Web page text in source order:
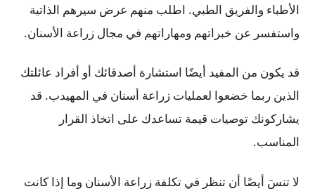
الأطباء والفريق الطبي. اطلب منهم عرض سيرهم الذاتية
واستفسر عن خبراتهم ومهاراتهم في مجال زراعة الأسنان.
قد يكون من المفيد أيضًا استشارة أصدقائك أو أفراد عائلتك
الذين ربما خضعوا لعمليات زراعة أسنان في المهيدب. قد
يشاركونك توصيات قيمة تساعدك على اتخاذ القرار
المناسب.
لا تنسَ أيضًا أن تنظر في تكلفة زراعة الأسنان وما إذا كانت